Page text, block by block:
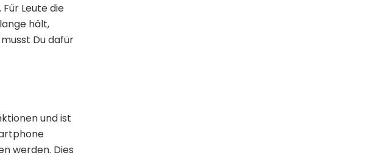
Leute die
hält,
Du dafür
und ist
werden. Dies